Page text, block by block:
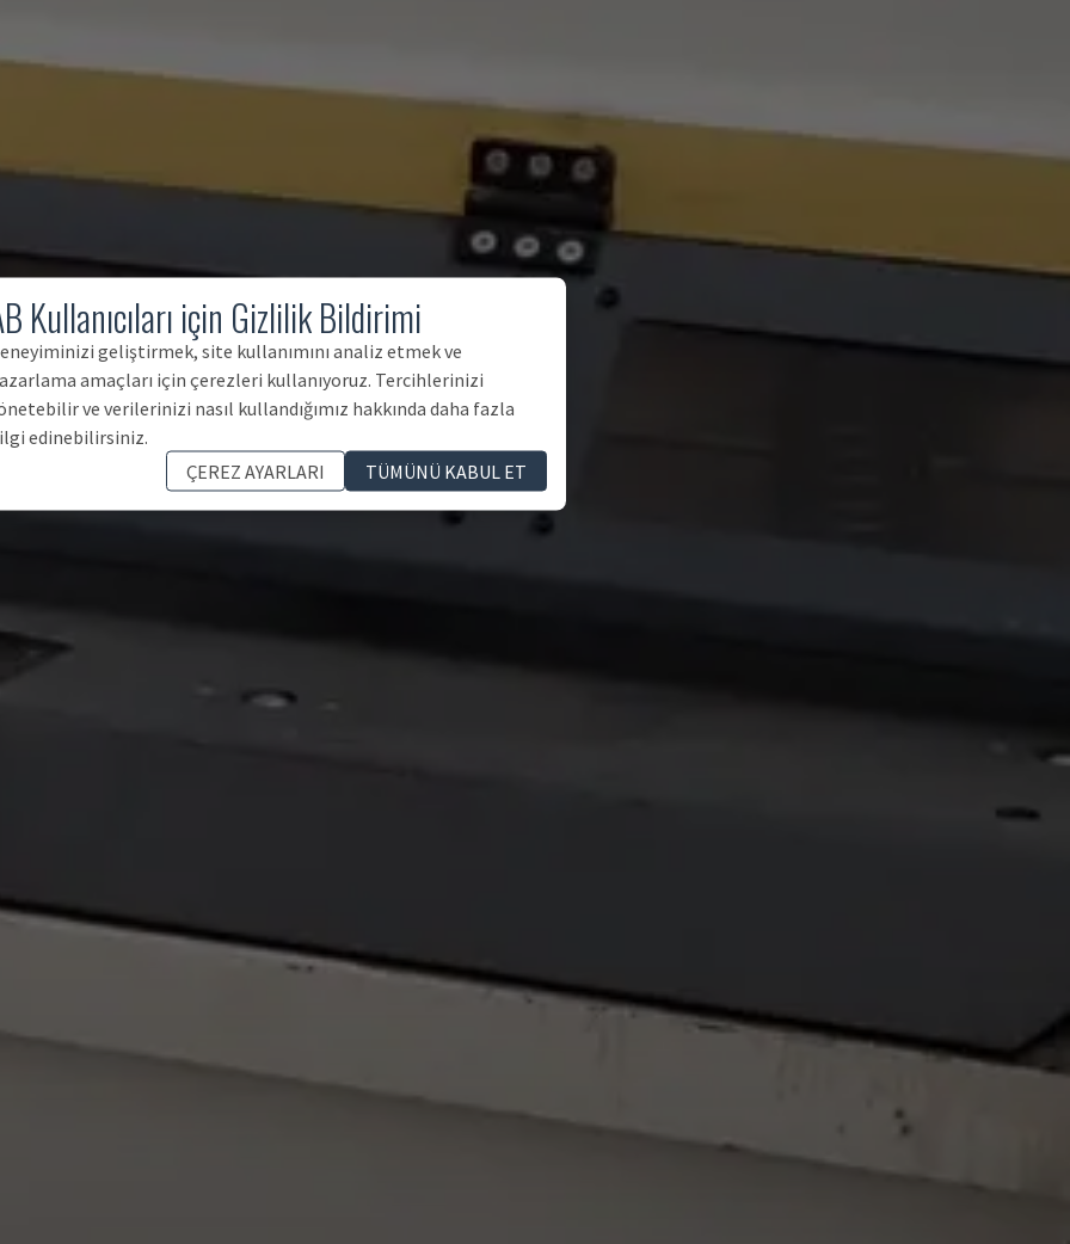
Kullanıcıları için Gizlilik Bildirimi
geliştirmek, site kullanımını analiz etmek ve
amaçları için çerezleri kullanıyoruz. Tercihlerinizi
ve verilerinizi nasıl kullandığımız hakkında daha fazla
edinebilirsiniz.
ÇEREZ AYARLARI
TÜMÜNÜ KABUL ET